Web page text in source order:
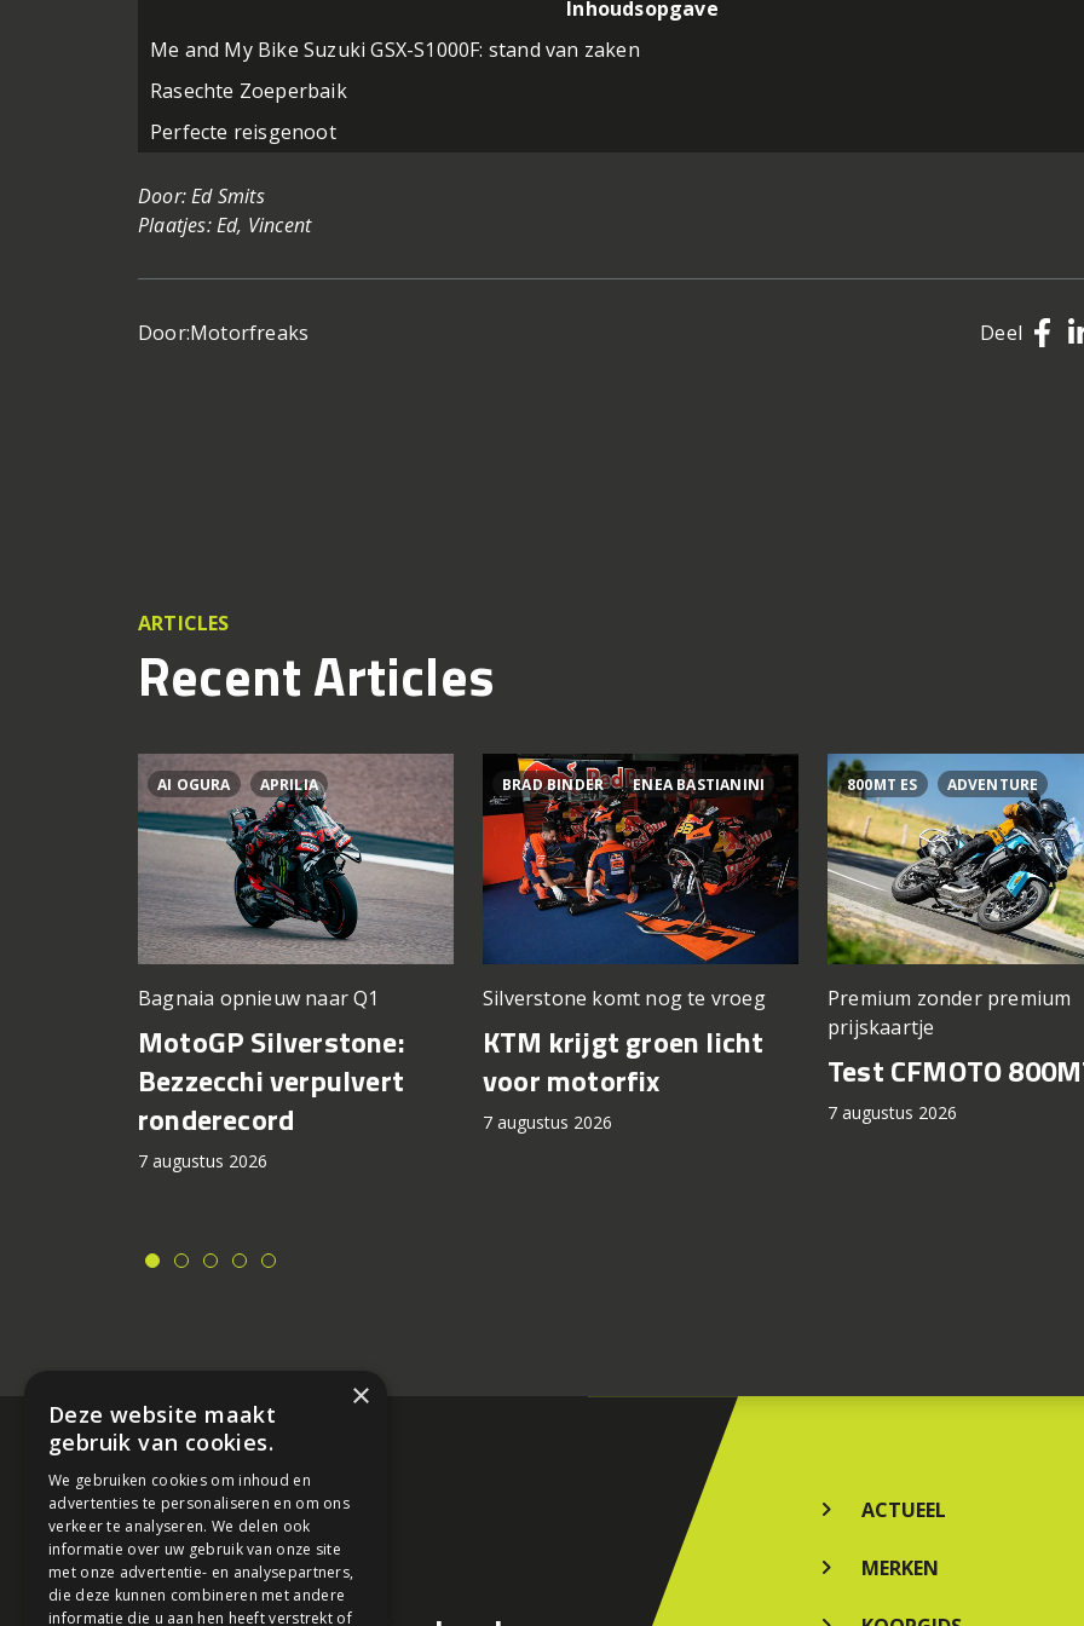
Inhoudsopgave
Me and My Bike Suzuki GSX-S1000F: stand van zaken
Rasechte Zoeperbaik
Perfecte reisgenoot
Door: Ed Smits
Plaatjes: Ed, Vincent
Door:Motorfreaks Deel
ARTICLES
Recent Articles
AI OGURA APRILIA
Bagnaia opnieuw naar Q1
MotoGP Silverstone:
Bezzecchi verpulvert
ronderecord
7 augustus 2026
BRAD BINDER ENEA BASTIANINI
Silverstone komt nog te vroeg
KTM krijgt groen licht
voor motorfix
7 augustus 2026
800MT ES ADVENTURE
Premium zonder premium
prijskaartje
Test CFMOTO
7 augustus 2026
ACTUEEL
MERKEN
×
Deze website maakt
gebruik van cookies.
We gebruiken cookies om inhoud en
advertenties te personaliseren en om ons
verkeer te analyseren. We delen ook
informatie over uw gebruik van onze site
met onze advertentie- en analysepartners,
die deze kunnen combineren met andere
informatie die u aan hen heeft verstrekt of